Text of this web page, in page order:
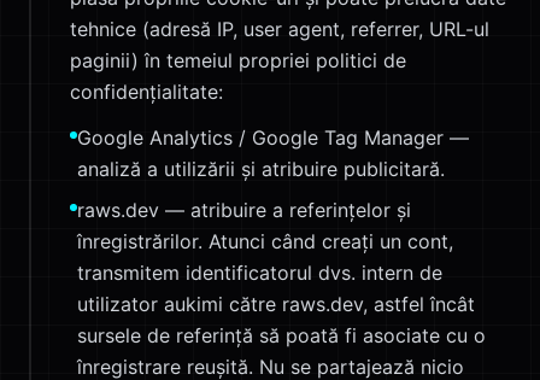
tehnice (adresă IP, user agent, referrer, URL-ul
paginii) în temeiul propriei politici de
confidențialitate:
Google Analytics / Google Tag Manager —
analiză a utilizării și atribuire publicitară.
raws.dev — atribuire a referințelor și
înregistrărilor. Atunci când creați un cont,
transmitem identificatorul dvs. intern de
utilizator aukimi către raws.dev, astfel încât
sursele de referință să poată fi asociate cu o
înregistrare reușită. Nu se partajează nicio